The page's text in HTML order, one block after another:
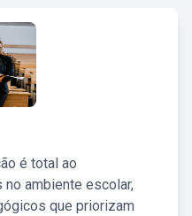
é total ao
ambiente escolar,
que priorizam